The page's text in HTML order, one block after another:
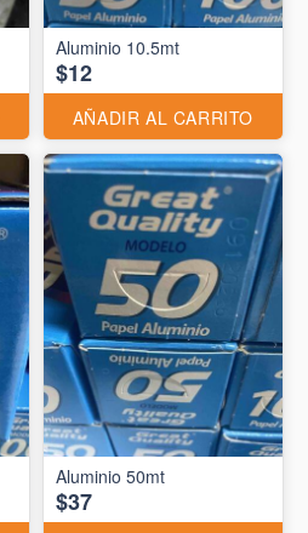
Aluminio 10.5mt
$12
AÑADIR AL CARRITO
Aluminio 50mt
$37